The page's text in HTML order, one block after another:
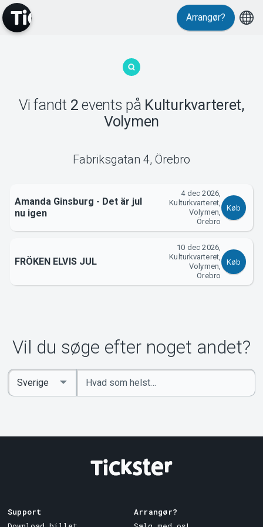
MyTickster
Om Tickster
Arrangør?
Vi fandt 2 events på Kulturkvarteret,
Volymen
Fabriksgatan 4, Örebro
Amanda Ginsburg - Det är jul
nu igen
4 dec 2026,
Kulturkvarteret,
Volymen,
Örebro
Køb
FRÖKEN ELVIS JUL
10 dec 2026,
Kulturkvarteret,
Volymen,
Örebro
Køb
Vil du søge efter noget andet?
Indtast
søgeord
Select
Country
Support
Arrangør?